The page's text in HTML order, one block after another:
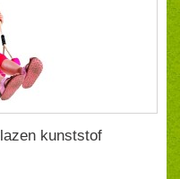
kunststof